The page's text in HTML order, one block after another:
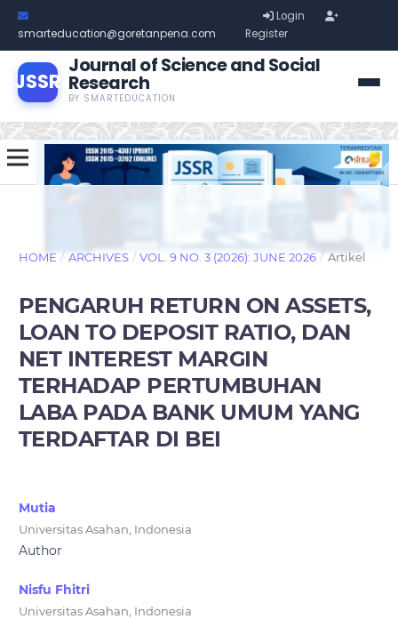
smarteducation@goretanpena.com
Login
Register
JSSR
Journal of Science and Social
Research
BY SMARTEDUCATION
HOME / ARCHIVES / VOL. 9 NO. 3 (2026): JUNE 2026 / Artikel
PENGARUH RETURN ON ASSETS,
LOAN TO DEPOSIT RATIO, DAN
NET INTEREST MARGIN
TERHADAP PERTUMBUHAN
LABA PADA BANK UMUM YANG
TERDAFTAR DI BEI
Mutia
Universitas Asahan, Indonesia
Author
Nisfu Fhitri
Universitas Asahan, Indonesia